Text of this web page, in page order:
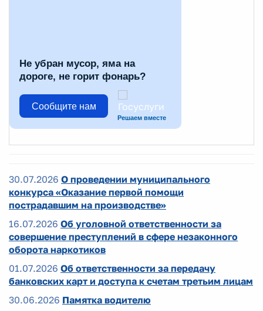
Не убран мусор, яма на
дороге, не горит фонарь?
Сообщите нам
Решаем вместе
30.07.2026 О проведении муниципального
конкурса «Оказание первой помощи
пострадавшим на производстве»
16.07.2026 Об уголовной ответственности за
совершение преступлений в сфере незаконного
оборота наркотиков
01.07.2026 Об ответственности за передачу
банковских карт и доступа к счетам третьим лицам
30.06.2026 Памятка водителю